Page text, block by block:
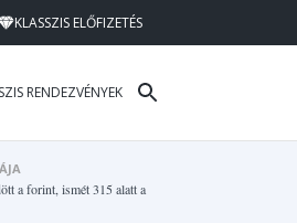
KLASSZIS ELŐFIZETÉS
RENDEZVÉNYEK
a forint, ismét 315 alatt a